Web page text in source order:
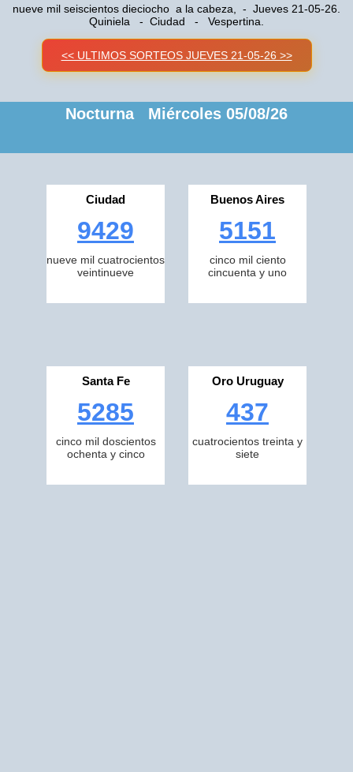
nueve mil seiscientos dieciocho a la cabeza, - Jueves 21-05-26.
Quiniela - Ciudad - Vespertina.
<< ULTIMOS SORTEOS JUEVES 21-05-26 >>
Nocturna Miércoles 05/08/26
Ciudad
9429
nueve mil cuatrocientos
veintinueve
Buenos Aires
5151
cinco mil ciento
cincuenta y uno
Santa Fe
5285
cinco mil doscientos
ochenta y cinco
Oro Uruguay
437
cuatrocientos treinta y
siete